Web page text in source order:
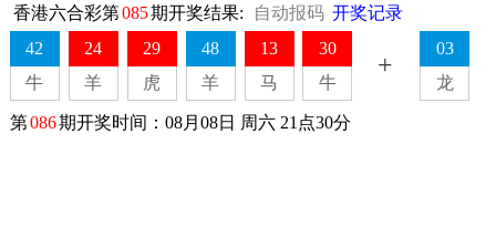
香港六合彩第085期开奖结果: 自动报码 开奖记录
42
牛
24
羊
29
虎
48
羊
13
马
30
牛
+
03
龙
第086期开奖时间：08月08日 周六 21点30分